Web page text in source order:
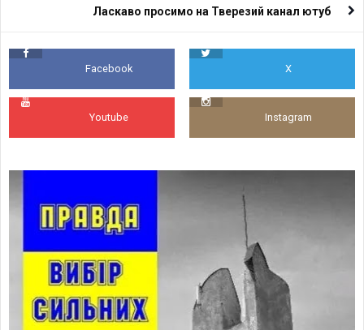
Ласкаво просимо на Тверезий канал ютуб
Facebook X
Youtube Instagram